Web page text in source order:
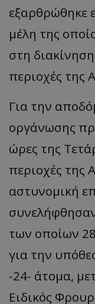
εξαρθρώθηκε
μέλη της
στη
περιοχές της
Για την
οργάνωσης
ώρες της
περιοχές της
αστυνομική
των οποίων
για την
-24- άτομα,
Ειδικός